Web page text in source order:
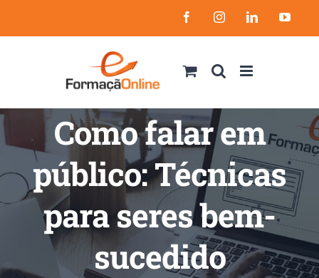
to
FacebookInstagramLinkedIn
Como falar em
público: Técnicas
para seres bem-
sucedido